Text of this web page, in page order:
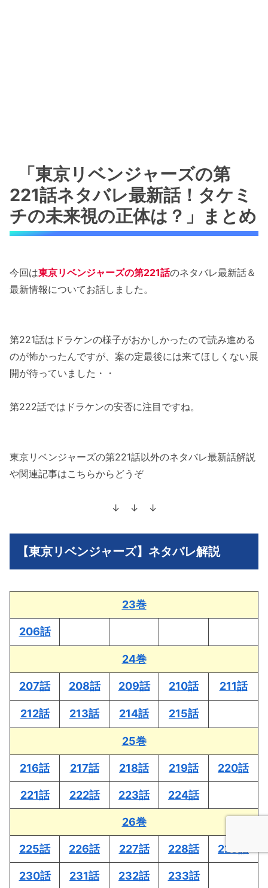
「東京リベンジャーズの第
221話ネタバレ最新話！タケミ
チの未来視の正体は？」まとめ
今回は東京リベンジャーズの第221話のネタバレ最新話＆
最新情報についてお話しました。
第221話はドラケンの様子がおかしかったので読み進める
のが怖かったんですが、案の定最後には来てほしくない展
開が待っていました・・
第222話ではドラケンの安否に注目ですね。
東京リベンジャーズの第221話以外のネタバレ最新話解説
や関連記事はこちらからどうぞ
↓ ↓ ↓
【東京リベンジャーズ】ネタバレ解説
23巻
206話
24巻
207話 208話 209話 210話 211話
212話 213話 214話 215話
25巻
216話 217話 218話 219話 220話
221話 222話 223話 224話
26巻
225話 226話 227話 228話 229話
230話 231話 232話 233話